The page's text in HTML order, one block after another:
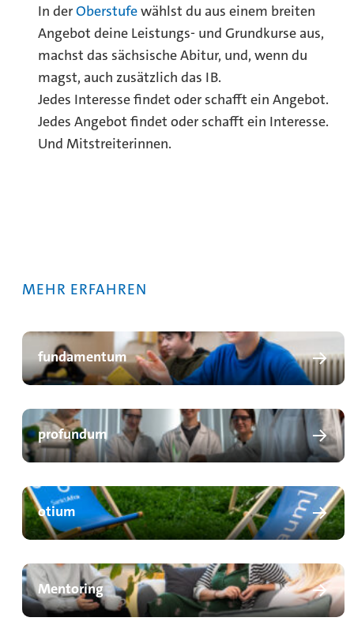
In derOberstufewählst du aus einem breiten
Angebot deine Leistungs- und Grundkurse aus,
machst das sächsische Abitur, und, wenn du
magst, auch zusätzlich das IB.
Jedes Interesse findet oder schafft ein Angebot.
Jedes Angebot findet oder schafft ein Interesse.
Und Mitstreiterinnen.
MEHR ERFAHREN
fundamentum
profundum
otium
Mentoring